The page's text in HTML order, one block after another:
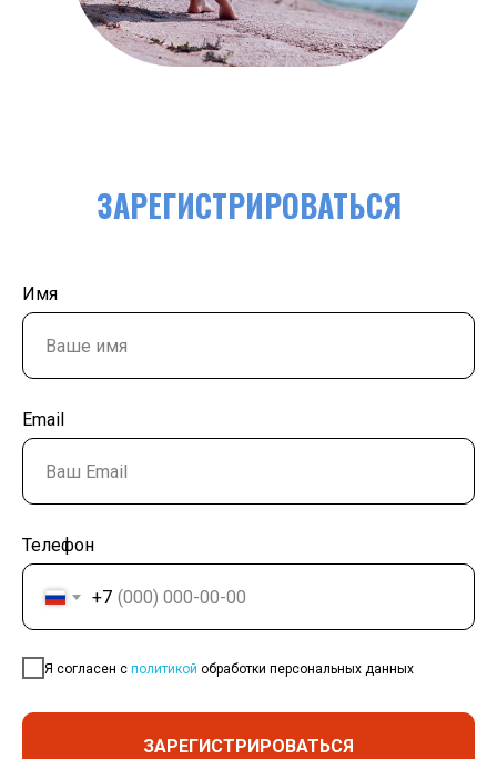
ЗАРЕГИСТРИРОВАТЬСЯ
Имя
Email
Телефон
+7
Я согласен с политикой обработки персональных данных
ЗАРЕГИСТРИРОВАТЬСЯ